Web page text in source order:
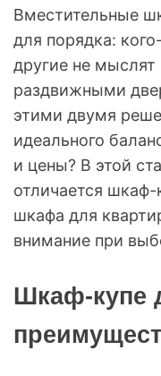
Вместительные
для порядка:
другие не
раздвижными
этими двумя
идеального
и цены? В этой
отличается шкаф-
шкафа для
внимание при
Шкаф-купе